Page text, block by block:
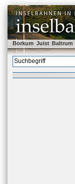
Borkum Juist Baltrum